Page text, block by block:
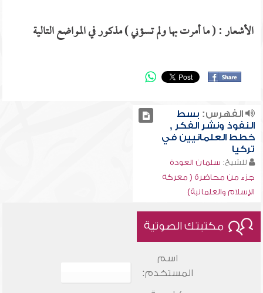
الأشعار : ( ما أمرت بها ولم تسؤني ) مذكور في المواضع التالية
الفهرس: بسط
النفوذ ونشر الفكر ,
خطط العلمانيين في
تركيا
للشيخ: سلمان العودة
جزء من محاضرة ( معركة
الإسلام والعلمانية)
مكتبتك الصوتية
اسم
المستخدم: